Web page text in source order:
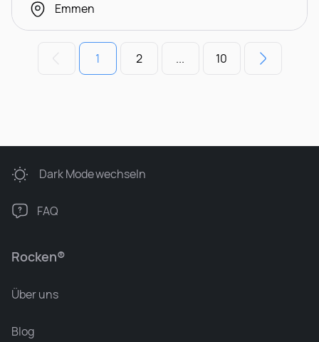
Emmen
1 2 ... 10
Rocken®
Über uns
Blog
Dark Modewechseln
FAQ